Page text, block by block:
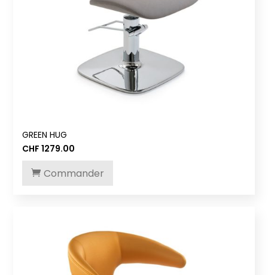
GREEN HUG
CHF 1279.00
Commander